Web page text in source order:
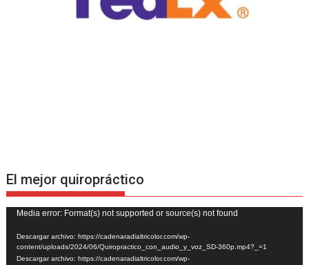
El mejor quiropráctico
Reproductor
de
vídeo
Media error: Format(s) not supported or source(s) not found
Descargar archivo: https://cadenaradialtricolor.com/wp-
content/uploads/2024/06/Quiropractico_con_audio_y_voz_SD-360p.mp4?_=1
Descargar archivo: https://cadenaradialtricolor.com/wp-